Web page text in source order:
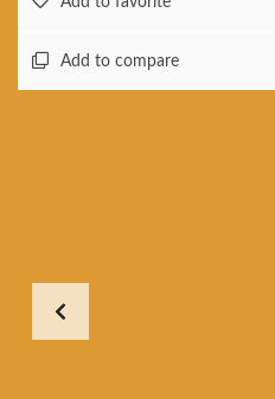
Add to compare